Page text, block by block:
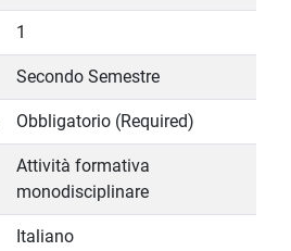
1
Secondo Semestre
Obbligatorio (Required)
Attività formativa
monodisciplinare
Italiano